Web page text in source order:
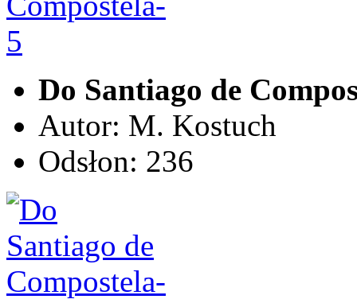
Do Santiago de
Autor: M. Kostuch
Odsłon: 236